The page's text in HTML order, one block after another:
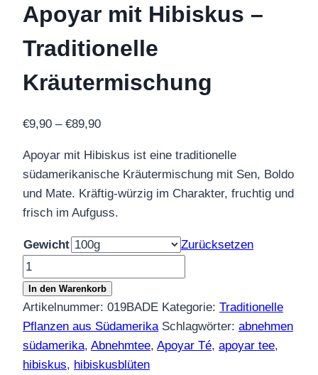
Apoyar mit Hibiskus –
Traditionelle
Kräutermischung
€9,90 – €89,90Preisspanne:
bis
€89,90
Apoyar mit Hibiskus ist eine traditionelle
südamerikanische Kräutermischung mit Sen, Boldo
und Mate. Kräftig-würzig im Charakter, fruchtig und
frisch im Aufguss.
Gewicht
Zurücksetzen
Apoyar
mit
Hibiskus
–
Traditionelle
Kräutermischung
In den Warenkorb
Artikelnummer: 019BADE Kategorie: Traditionelle
Pflanzen aus Südamerika Schlagwörter: abnehmen
südamerika, Abnehmtee, Apoyar Té, apoyar tee,
hibiskus, hibiskusblüten